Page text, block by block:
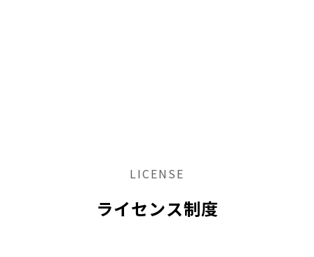
LICENSE
ライセンス制度